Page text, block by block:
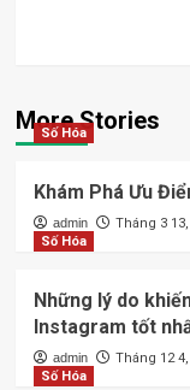
More Stories
Số Hóa
Khám Phá Ưu
admin Tháng 3 13,
Số Hóa
Những lý do
Instagram tốt
admin Tháng 12 4,
Số Hóa